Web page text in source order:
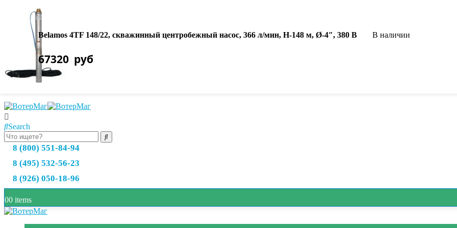
О нас
Оплата товара
Доставка товара
Возврат и обмен
Полезная информация
Search
8 (800) 551-84-94
8 (495) 532-56-23
8 (926) 050-18-96
00 items
Belamos 4TF 148/22, скважинный центробежный насос, 366 л/мин, Н-148 м, Ø-4″, 380 В
67320 руб
В наличии